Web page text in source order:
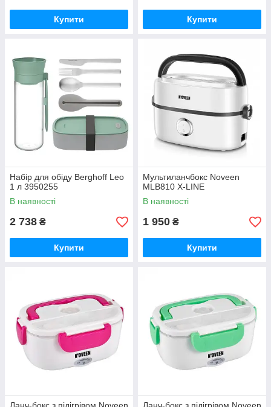
Купити Купити
Набір для обіду Berghoff Leo
1 л 3950255
В наявності
2 738 ₴
Купити
Мультиланчбокс Noveen
MLB810 X-LINE
В наявності
1 950 ₴
Купити